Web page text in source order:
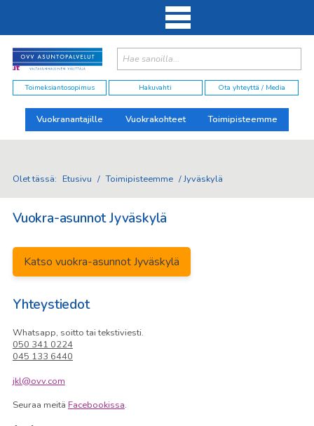
Toimeksiantosopimus Hakuvahti Ota yhteyttä / Media
Vuokranantajille Vuokrakohteet Toimipisteemme
Olet tässä: Etusivu / Toimipisteemme /Jyväskylä
Vuokra-asunnot Jyväskylä
Katso vuokra-asunnot Jyväskylä
Yhteystiedot
Whatsapp, soitto tai tekstiviesti.
050 341 0224
045 133 6440
jkl@ovv.com
Seuraa meitä Facebookissa.